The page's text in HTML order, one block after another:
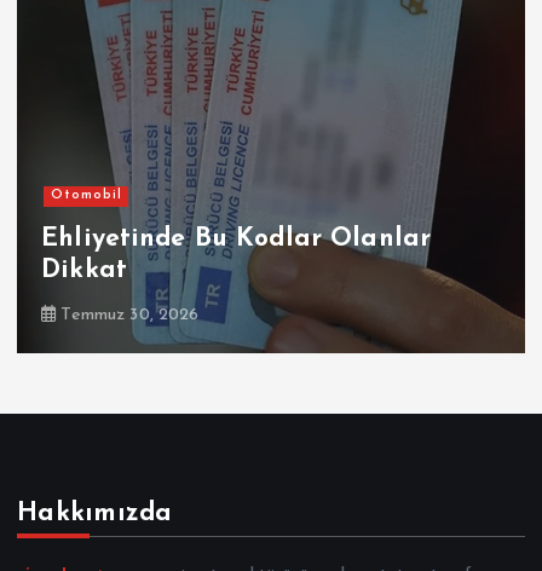
Otomobil
Ehliyetinde Bu Kodlar Olanlar
Dikkat
Temmuz 30, 2026
Hakkımızda